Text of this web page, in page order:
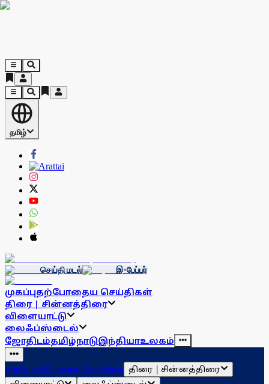
தமிழ்
செய்தி மடல் இ-பேப்பர்
முகப்புதற்போதைய செய்திகள்
திரை | சின்னத்திரை
விளையாட்டு
லைஃப்ஸ்டைல்
ஜோதிடம்தமிழ்நாடுஇந்தியாஉலகம்
முகப்புதற்போதைய செய்திகள் திரை | சின்னத்திரை